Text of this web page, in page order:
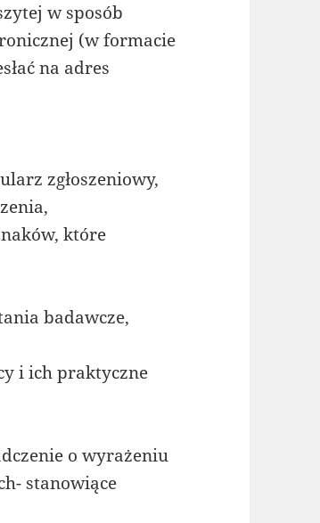
w sposób
(w formacie
na adres
zgłoszeniowy,
które
badawcze,
i ich praktyczne
o wyrażeniu
stanowiące